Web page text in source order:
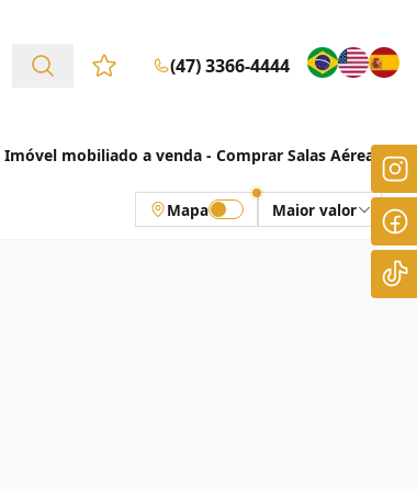
Favoritos (0 itens)
(47) 3366-4444
Imóvel mobiliado a venda - Comprar Salas Aéreas
Mapa Maior valor